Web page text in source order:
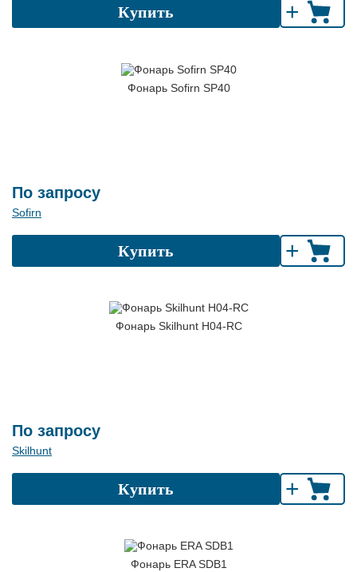
Купить +
Фонарь Sofirn SP40
По запросу
Sofirn
Купить +
Фонарь Skilhunt H04-RC
По запросу
Skilhunt
Купить +
Фонарь ERA SDB1